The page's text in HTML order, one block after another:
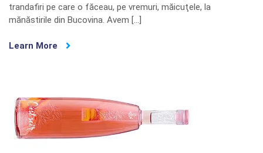
trandafiri pe care o făceau, pe vremuri, măicuţele, la
mănăstirile din Bucovina. Avem […]
Learn More